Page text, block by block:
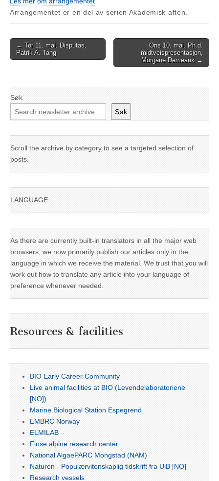
Arrangementet er en del av serien Akademisk aften.
Post
navigation
← Tor 11. mai. Disputas,
Patrik A. Tang
Ons 10. mai. Ph.d.
midtveispresentasjon,
Morgane Demeaux →
Søk
Søk
Scroll the archive by category to see a targeted selection of
posts.
LANGUAGE:
As there are currently built-in translators in all the major web
browsers, we now primarily publish our articles only in the
language in which we receive the material. We trust that you will
work out how to translate any article into your language of
preference whenever needed.
Resources & facilities
BIO Early Career Community
Live animal facilities at BIO (Levendelaboratoriene
[NO])
Marine Biological Station Espegrend
EMBRC Norway
ELMILAB
Finse alpine research center
National AlgaePARC Mongstad (NAM)
Naturen - Populærvitenskaplig tidskrift fra UiB [NO]
Research vessels